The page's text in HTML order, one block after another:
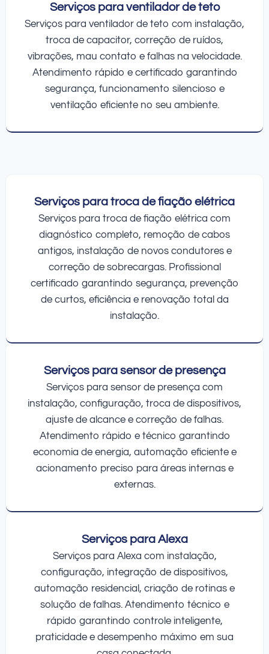
Serviços para ventilador de teto
Serviços para ventilador de teto com instalação,
troca de capacitor, correção de ruídos,
vibrações, mau contato e falhas na velocidade.
Atendimento rápido e certificado garantindo
segurança, funcionamento silencioso e
ventilação eficiente no seu ambiente.
Serviços para troca de fiação elétrica
Serviços para troca de fiação elétrica com
diagnóstico completo, remoção de cabos
antigos, instalação de novos condutores e
correção de sobrecargas. Profissional
certificado garantindo segurança, prevenção
de curtos, eficiência e renovação total da
instalação.
Serviços para sensor de presença
Serviços para sensor de presença com
instalação, configuração, troca de dispositivos,
ajuste de alcance e correção de falhas.
Atendimento rápido e técnico garantindo
economia de energia, automação eficiente e
acionamento preciso para áreas internas e
externas.
Serviços para Alexa
Serviços para Alexa com instalação,
configuração, integração de dispositivos,
automação residencial, criação de rotinas e
solução de falhas. Atendimento técnico e
rápido garantindo controle inteligente,
praticidade e desempenho máximo em sua